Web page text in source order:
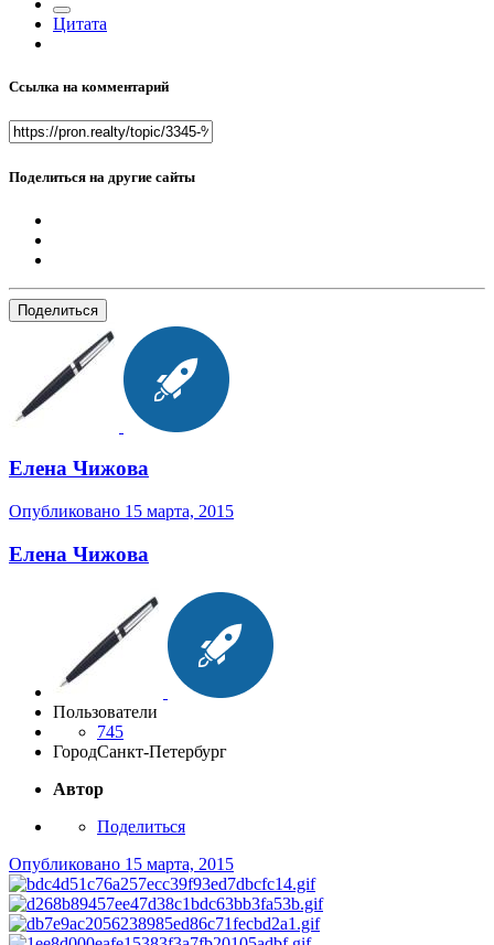
Цитата
Ссылка на комментарий
Поделиться на другие сайты
Поделиться
Елена Чижова
Опубликовано 15 марта, 2015
Елена Чижова
Пользователи
745
ГородСанкт-Петербург
Автор
Поделиться
Опубликовано 15 марта, 2015